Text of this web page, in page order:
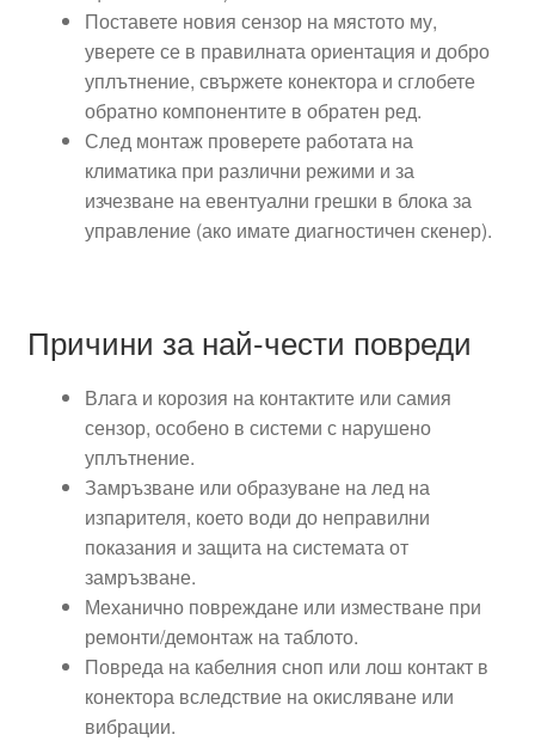
Поставете новия сензор на мястото му,
уверете се в правилната ориентация и добро
уплътнение, свържете конектора и сглобете
обратно компонентите в обратен ред.
След монтаж проверете работата на
климатика при различни режими и за
изчезване на евентуални грешки в блока за
управление (ако имате диагностичен скенер).
Причини за най-чести повреди
Влага и корозия на контактите или самия
сензор, особено в системи с нарушено
уплътнение.
Замръзване или образуване на лед на
изпарителя, което води до неправилни
показания и защита на системата от
замръзване.
Механично повреждане или изместване при
ремонти/демонтаж на таблото.
Повреда на кабелния сноп или лош контакт в
конектора вследствие на окисляване или
вибрации.